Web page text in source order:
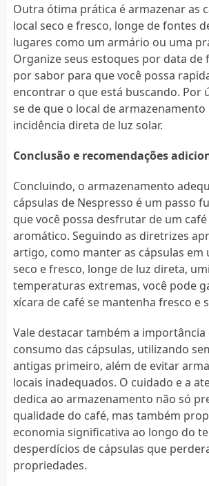
Outra ótima prática é armazenar as
local seco e fresco, longe de fontes
lugares como um armário ou uma
Organize seus estoques por data de
por sabor para que você possa
encontrar o que está buscando. Por
se de que o local de
incidência direta de luz solar.
Conclusão e recomendações
Concluindo, o armazenamento
cápsulas de Nespresso é um passo
que você possa desfrutar de um
aromático. Seguindo as diretrizes
artigo, como manter as cápsulas em
seco e fresco, longe de luz direta,
temperaturas extremas, você pode
xícara de café se mantenha fresco e
Vale destacar também a
consumo das cápsulas, utilizando
antigas primeiro, além de evitar
locais inadequados. O cuidado e a
dedica ao armazenamento não só
qualidade do café, mas também
economia significativa ao longo do
desperdícios de cápsulas que
propriedades.